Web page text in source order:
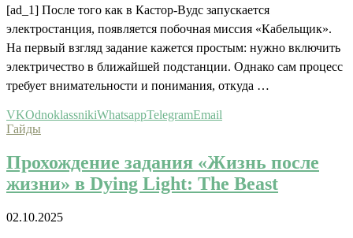
[ad_1] После того как в Кастор-Вудс запускается
электростанция, появляется побочная миссия «Кабельщик».
На первый взгляд задание кажется простым: нужно включить
электричество в ближайшей подстанции. Однако сам процесс
требует внимательности и понимания, откуда …
VKOdnoklassnikiWhatsappTelegramEmail
Гайды
Прохождение задания «Жизнь после
жизни» в Dying Light: The Beast
02.10.2025